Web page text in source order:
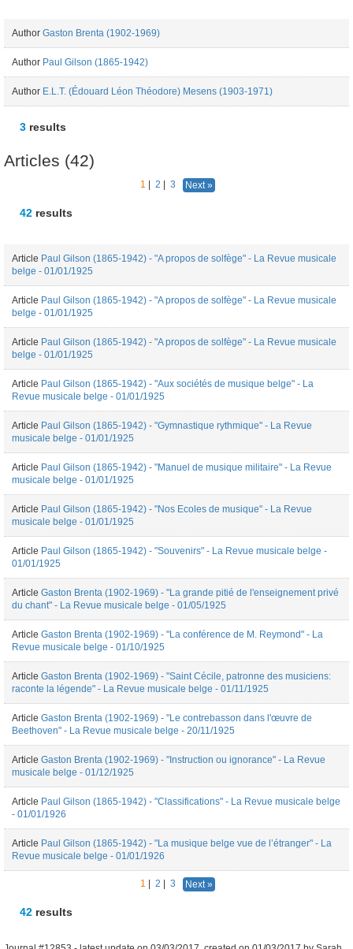
Author Gaston Brenta (1902-1969)
Author Paul Gilson (1865-1942)
Author E.L.T. (Édouard Léon Théodore) Mesens (1903-1971)
3 results
Articles (42)
1 2 3 Next »
42 results
Article Paul Gilson (1865-1942) - "A propos de solfège" - La Revue musicale
belge - 01/01/1925
Article Paul Gilson (1865-1942) - "A propos de solfège" - La Revue musicale
belge - 01/01/1925
Article Paul Gilson (1865-1942) - "A propos de solfège" - La Revue musicale
belge - 01/01/1925
Article Paul Gilson (1865-1942) - "Aux sociétés de musique belge" - La
Revue musicale belge - 01/01/1925
Article Paul Gilson (1865-1942) - "Gymnastique rythmique" - La Revue
musicale belge - 01/01/1925
Article Paul Gilson (1865-1942) - "Manuel de musique militaire" - La Revue
musicale belge - 01/01/1925
Article Paul Gilson (1865-1942) - "Nos Ecoles de musique" - La Revue
musicale belge - 01/01/1925
Article Paul Gilson (1865-1942) - "Souvenirs" - La Revue musicale belge -
01/01/1925
Article Gaston Brenta (1902-1969) - "La grande pitié de l'enseignement privé
du chant" - La Revue musicale belge - 01/05/1925
Article Gaston Brenta (1902-1969) - "La conférence de M. Reymond" - La
Revue musicale belge - 01/10/1925
Article Gaston Brenta (1902-1969) - "Saint Cécile, patronne des musiciens:
raconte la légende" - La Revue musicale belge - 01/11/1925
Article Gaston Brenta (1902-1969) - "Le contrebasson dans l'œuvre de
Beethoven" - La Revue musicale belge - 20/11/1925
Article Gaston Brenta (1902-1969) - "Instruction ou ignorance" - La Revue
musicale belge - 01/12/1925
Article Paul Gilson (1865-1942) - "Classifications" - La Revue musicale belge
- 01/01/1926
Article Paul Gilson (1865-1942) - "La musique belge vue de l’étranger" - La
Revue musicale belge - 01/01/1926
1 2 3 Next »
42 results